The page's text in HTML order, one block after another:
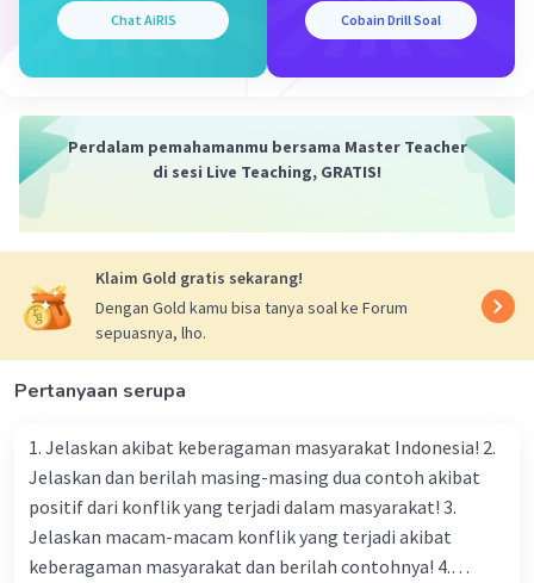
Pemanfaatan bioteknologi dalam pemurnian
logam dan organisme terkait melibatkan
berbagai metode dan teknik yang menggunakan
atau bahan organik. Berikut beberapa contoh
pemanfaatan bioteknologi dalam konteks ini:
membersihkan tanah, air, atau limbah dari
kontaminasi logam berat. Beberapa mikroba
tertentu seperti bakteri, fungi, dan alga
memiliki kemampuan untuk mengakumulasi
logam berat dalam jaringan mereka. Tanaman
berat dari tanah dan air melalui proses yang
disebut fitoekstraksi. Proses ini membantu
mengurangi tingkat pencemaran logam berat di
lingkungan.
Bioremediasi: Bioremediasi adalah teknik yang
Chat AiRIS Cobain Drill Soal
Perdalam pemahamanmu bersama Master Teacher
di sesi Live Teaching, GRATIS!
Klaim Gold gratis sekarang!
Dengan Gold kamu bisa tanya soal ke Forum
sepuasnya, lho.
Pertanyaan serupa
1. Jelaskan akibat keberagaman masyarakat Indonesia! 2.
Jelaskan dan berilah masing-masing dua contoh akibat
positif dari konflik yang terjadi dalam masyarakat! 3.
Jelaskan macam-macam konflik yang terjadi akibat
keberagaman masyarakat dan berilah contohnya! 4.